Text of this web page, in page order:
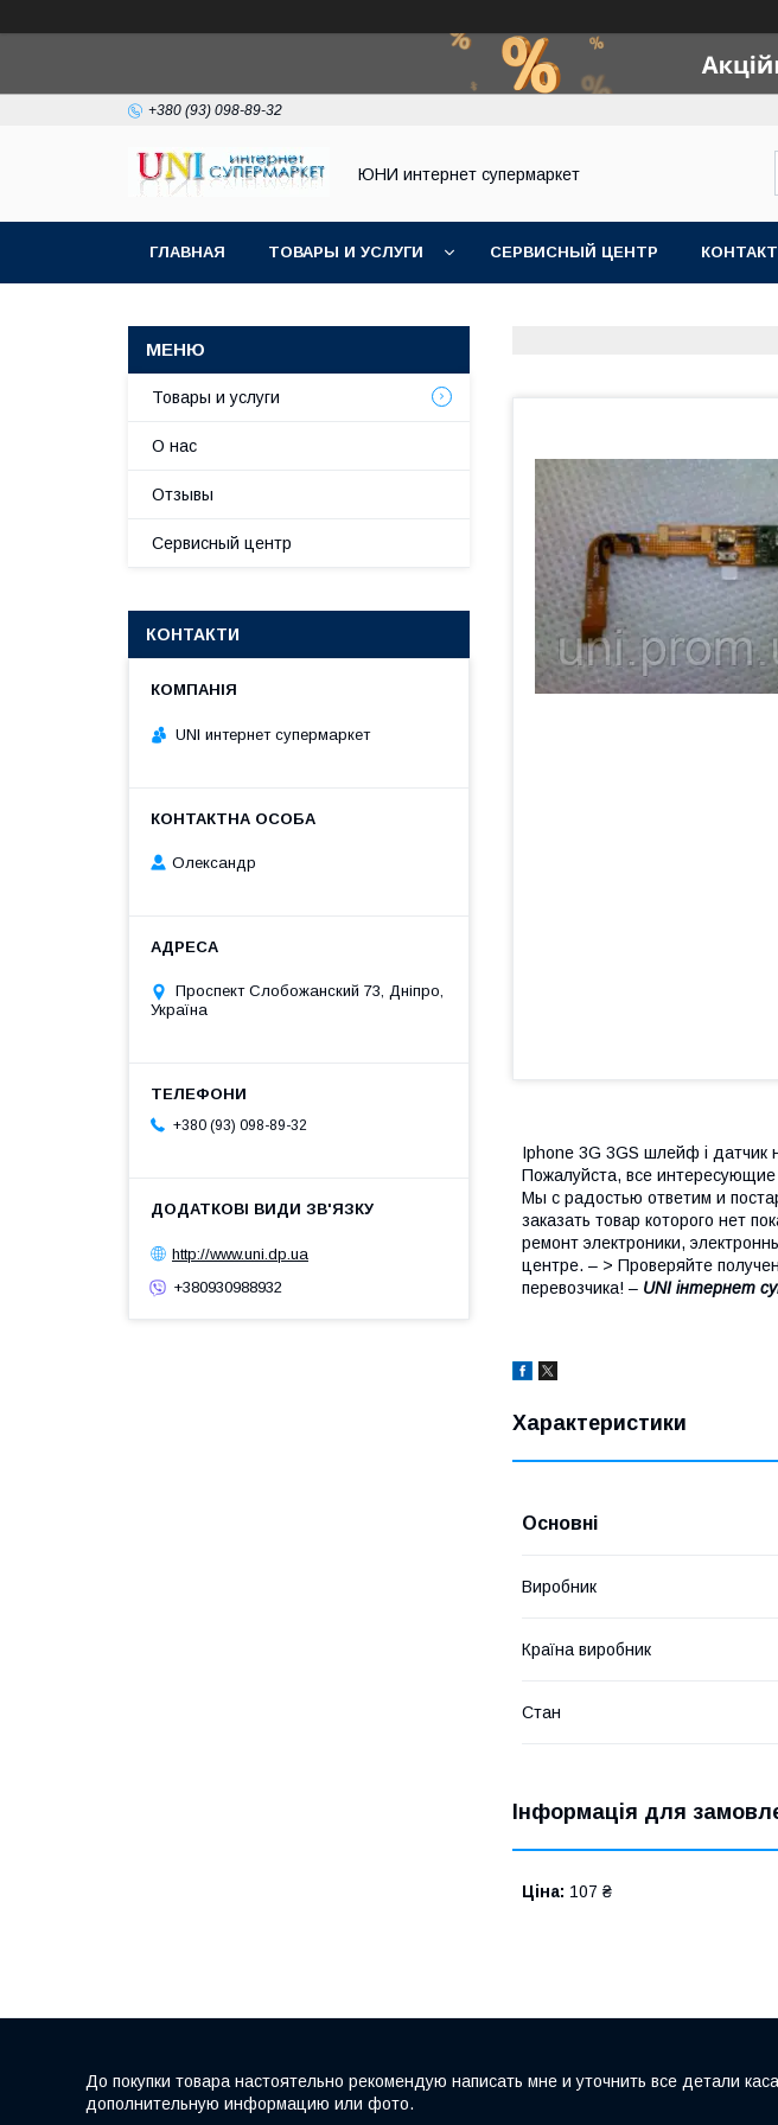
+380 (93) 098-89-32
ЮНИ интернет супермаркет
ГЛАВНАЯ ТОВАРЫ И УСЛУГИ СЕРВИСНЫЙ ЦЕНТР
Iphone 3G 3GS шлейф і датчик
Пожалуйста, все
Мы с радостью ответим и
заказать товар которого нет
ремонт электроники,
центре. – > Проверяйте
перевозчика! – UNI інтернет
Характеристики
Основні
Виробник
Країна виробник
Стан
Інформація для
Ціна: 107 ₴
Товары и услуги
О нас
Отзывы
Сервисный центр
КОНТАКТИ
UNI интернет супермаркет
Олександр
Проспект Слобожанский 73, Дніпро,
Україна
+380 (93) 098-89-32
http://www.uni.dp.ua
+380930988932
До покупки товара настоятельно рекомендую написать мне и уточнить все детали
дополнительную информацию или фото.